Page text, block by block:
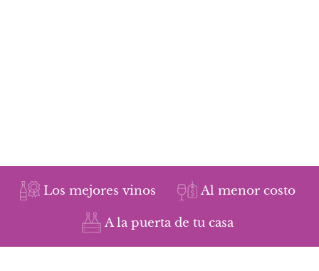
Los mejores vinos Al menor costo
A la puerta de tu casa